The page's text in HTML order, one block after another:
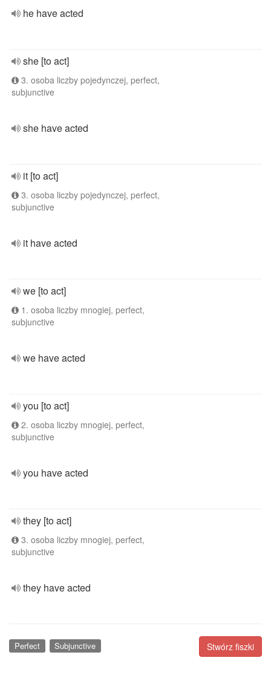
he have acted
she [to act]
3. osoba liczby pojedynczej, perfect,
subjunctive
she have acted
it [to act]
3. osoba liczby pojedynczej, perfect,
subjunctive
it have acted
we [to act]
1. osoba liczby mnogiej, perfect,
subjunctive
we have acted
you [to act]
2. osoba liczby mnogiej, perfect,
subjunctive
you have acted
they [to act]
3. osoba liczby mnogiej, perfect,
subjunctive
they have acted
Stwórz fiszki
Perfect Subjunctive